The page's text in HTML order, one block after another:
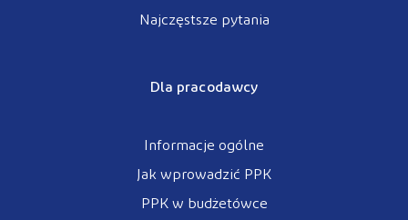
Najczęstsze pytania
Dla pracodawcy
Informacje ogólne
Jak wprowadzić PPK
PPK w budżetówce